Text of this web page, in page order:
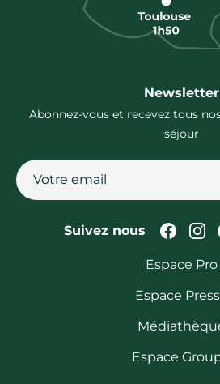
Newsletter
Abonnez-vous et recevez tous
séjour
Suivez nous
Espace Pro
Espace
Espace